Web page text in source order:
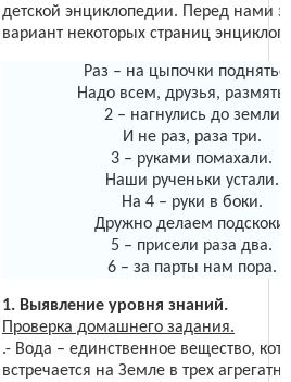
детской энциклопедии. Перед нами
вариант некоторых страниц
Раз – на цыпочки
Надо всем, друзья,
2 – нагнулись до земли
И не раз, раза три.
3 – руками помахали.
Наши рученьки устали.
На 4 – руки в боки.
Дружно делаем подскоки.
5 – присели раза два.
6 – за парты нам пора.
1. Выявление уровня знаний.
Проверка домашнего задания.
.- Вода – единственное вещество,
встречается на Земле в трех